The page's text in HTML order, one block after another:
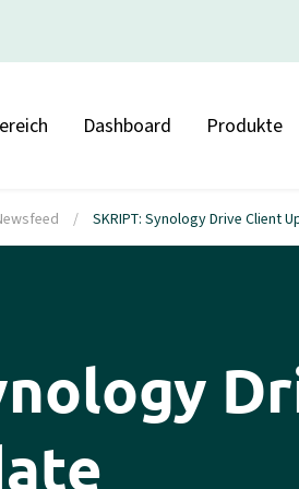
Dashboard Produkte
/ SKRIPT: Synology Drive Client